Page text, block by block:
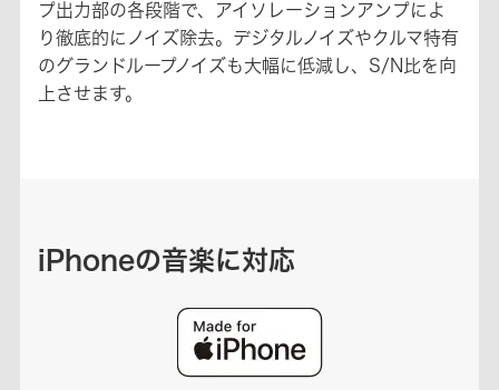
プ出力部の各段階で、アイソレーションアンプによ
り徹底的にノイズ除去。デジタルノイズやクルマ特有
のグランドループノイズも大幅に低減し、S/N比を向
上させます。
iPhoneの音楽に対応